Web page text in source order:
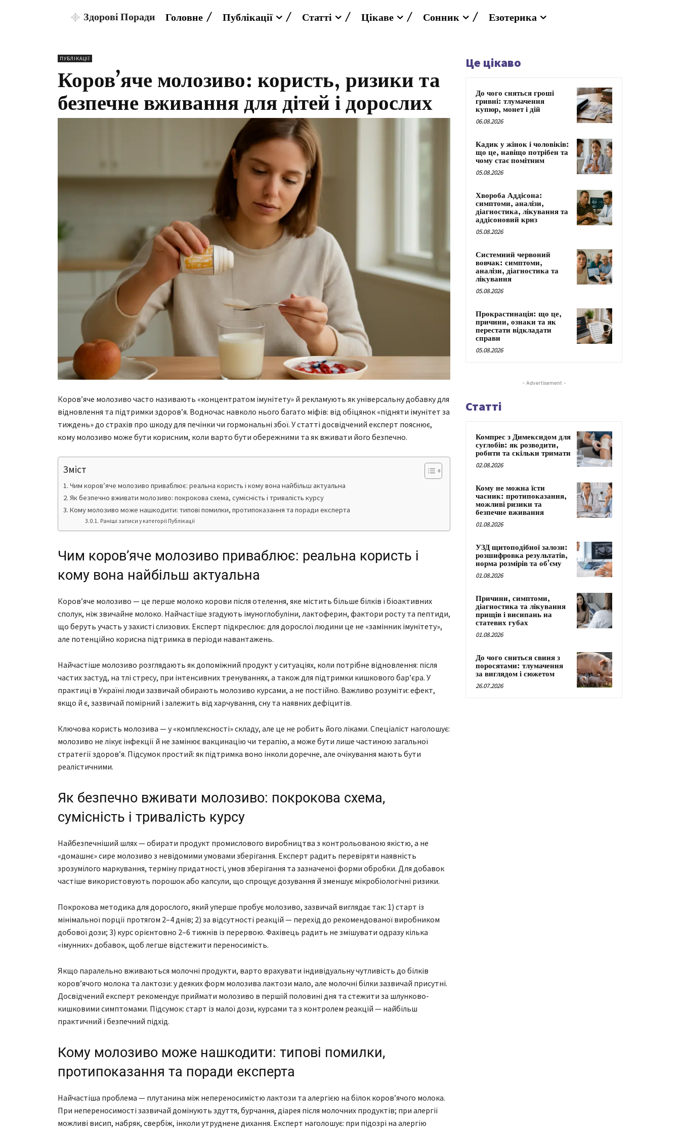
Здорові Поради Головне Публікації Статті Цікаве Сонник Езотерика
ПУБЛІКАЦІЇ
Коров’яче молозиво: користь, ризики та
безпечне вживання для дітей і дорослих
Коров’яче молозиво часто називають «концентратом імунітету» й рекламують як універсальну добавку для
відновлення та підтримки здоров’я. Водночас навколо нього багато міфів: від обіцянок «підняти імунітет за
тиждень» до страхів про шкоду для печінки чи гормональні збої. У статті досвідчений експерт пояснює,
кому молозиво може бути корисним, коли варто бути обережними та як вживати його безпечно.
Зміст
Чим коров’яче молозиво приваблює: реальна користь і кому вона найбільш актуальна
Як безпечно вживати молозиво: покрокова схема, сумісність і тривалість курсу
Кому молозиво може нашкодити: типові помилки, протипоказання та поради експерта
Раніші записи у категорії Публікації
Чим коров’яче молозиво приваблює: реальна користь і
кому вона найбільш актуальна
Коров’яче молозиво — це перше молоко корови після отелення, яке містить більше білків і біоактивних
сполук, ніж звичайне молоко. Найчастіше згадують імуноглобуліни, лактоферин, фактори росту та пептиди,
що беруть участь у захисті слизових. Експерт підкреслює: для дорослої людини це не «замінник імунітету»,
але потенційно корисна підтримка в періоди навантажень.
Найчастіше молозиво розглядають як допоміжний продукт у ситуаціях, коли потрібне відновлення: після
частих застуд, на тлі стресу, при інтенсивних тренуваннях, а також для підтримки кишкового бар’єра. У
практиці в Україні люди зазвичай обирають молозиво курсами, а не постійно. Важливо розуміти: ефект,
якщо й є, зазвичай помірний і залежить від харчування, сну та наявних дефіцитів.
Ключова користь молозива — у «комплексності» складу, але це не робить його ліками. Спеціаліст наголошує:
молозиво не лікує інфекції й не замінює вакцинацію чи терапію, а може бути лише частиною загальної
стратегії здоров’я. Підсумок простий: як підтримка воно інколи доречне, але очікування мають бути
реалістичними.
Як безпечно вживати молозиво: покрокова схема,
сумісність і тривалість курсу
Найбезпечніший шлях — обирати продукт промислового виробництва з контрольованою якістю, а не
«домашнє» сире молозиво з невідомими умовами зберігання. Експерт радить перевіряти наявність
зрозумілого маркування, терміну придатності, умов зберігання та зазначеної форми обробки. Для добавок
частіше використовують порошок або капсули, що спрощує дозування й зменшує мікробіологічні ризики.
Покрокова методика для дорослого, який уперше пробує молозиво, зазвичай виглядає так: 1) старт із
мінімальної порції протягом 2–4 днів; 2) за відсутності реакцій — перехід до рекомендованої виробником
добової дози; 3) курс орієнтовно 2–6 тижнів із перервою. Фахівець радить не змішувати одразу кілька
«імунних» добавок, щоб легше відстежити переносимість.
Якщо паралельно вживаються молочні продукти, варто врахувати індивідуальну чутливість до білків
коров’ячого молока та лактози: у деяких форм молозива лактози мало, але молочні білки зазвичай присутні.
Досвідчений експерт рекомендує приймати молозиво в першій половині дня та стежити за шлунково-
кишковими симптомами. Підсумок: старт із малої дози, курсами та з контролем реакцій — найбільш
практичний і безпечний підхід.
Кому молозиво може нашкодити: типові помилки,
протипоказання та поради експерта
Найчастіша проблема — плутанина між непереносимістю лактози та алергією на білок коров’ячого молока.
При непереносимості зазвичай домінують здуття, бурчання, діарея після молочних продуктів; при алергії
можливі висип, набряк, свербіж, інколи утруднене дихання. Експерт наголошує: при підозрі на алергію
Це цікаво
До чого сняться гроші
гривні: тлумачення
купюр, монет і дій
06.08.2026
Кадик у жінок і чоловіків:
що це, навіщо потрібен та
чому стає помітним
05.08.2026
Хвороба Аддісона:
симптоми, аналізи,
діагностика, лікування та
аддісоновий криз
05.08.2026
Системний червоний
вовчак: симптоми,
аналізи, діагностика та
лікування
05.08.2026
Прокрастинація: що це,
причини, ознаки та як
перестати відкладати
справи
05.08.2026
- Advertisement -
Статті
Компрес з Димексидом для
суглобів: як розводити,
робити та скільки тримати
02.08.2026
Кому не можна їсти
часник: протипоказання,
можливі ризики та
безпечне вживання
01.08.2026
УЗД щитоподібної залози:
розшифровка результатів,
норма розмірів та об’єму
01.08.2026
Причини, симптоми,
діагностика та лікування
прищів і висипань на
статевих губах
01.08.2026
До чого сниться свиня з
поросятами: тлумачення
за виглядом і сюжетом
26.07.2026